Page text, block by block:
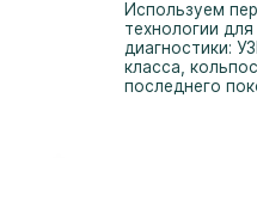
Используем
технологии
диагностики:
класса,
последнего